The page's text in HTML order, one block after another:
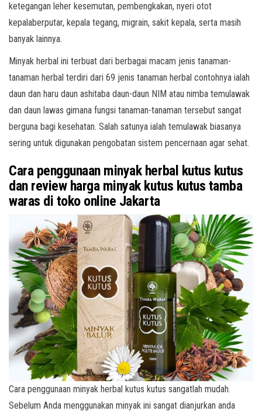
ketegangan leher kesemutan, pembengkakan, nyeri otot
kepalaberputar, kepala tegang, migrain, sakit kepala, serta masih
banyak lainnya.
Minyak herbal ini terbuat dari berbagai macam jenis tanaman-
tanaman herbal terdiri dari 69 jenis tanaman herbal contohnya ialah
daun dan haru daun ashitaba daun-daun NIM atau nimba temulawak
dan daun lawas gimana fungsi tanaman-tanaman tersebut sangat
berguna bagi kesehatan. Salah satunya ialah temulawak biasanya
sering untuk digunakan pengobatan sistem pencernaan agar sehat.
Cara penggunaan minyak herbal kutus kutus
dan review harga minyak kutus kutus tamba
waras di toko online Jakarta
Cara penggunaan minyak herbal kutus kutus sangatlah mudah.
Sebelum Anda menggunakan minyak ini sangat dianjurkan anda